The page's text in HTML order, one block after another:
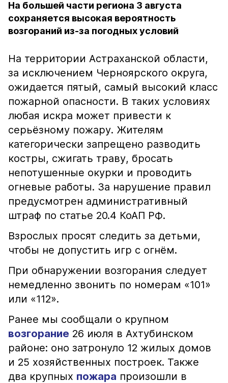
На большей части региона 3 августа
сохраняется высокая вероятность
возгораний из-за погодных условий
На территории Астраханской области,
за исключением Черноярского округа,
ожидается пятый, самый высокий класс
пожарной опасности. В таких условиях
любая искра может привести к
серьёзному пожару. Жителям
категорически запрещено разводить
костры, сжигать траву, бросать
непотушенные окурки и проводить
огневые работы. За нарушение правил
предусмотрен административный
штраф по статье 20.4 КоАП РФ.
Взрослых просят следить за детьми,
чтобы не допустить игр с огнём.
При обнаружении возгорания следует
немедленно звонить по номерам «101»
или «112».
Ранее мы сообщали о крупном
возгорание 26 июля в Ахтубинском
районе: оно затронуло 12 жилых домов
и 25 хозяйственных построек. Также
два крупных пожара произошли в